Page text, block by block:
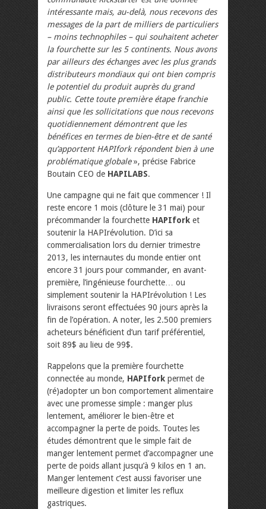
intéressante mais, au-delà, nous recevons des
messages de la part de milliers de particuliers
– moins technophiles – qui souhaitent acheter
la fourchette sur les 5 continents. Nous avons
par ailleurs des échanges avec les plus grands
distributeurs mondiaux qui ont bien compris
le potentiel du produit auprès du grand
public. Cette toute première étape franchie
ainsi que les sollicitations que nous recevons
quotidiennement démontrent que les
bénéfices en termes de bien-être et de santé
qu’apportent HAPIfork répondent bien à une
problématique globale», précise Fabrice
Boutain CEO de HAPILABS.
Une campagne qui ne fait que commencer ! Il
reste encore 1 mois (clôture le 31 mai) pour
précommander la fourchette HAPIfork et
soutenir la HAPIrévolution. D’ici sa
commercialisation lors du dernier trimestre
2013, les internautes du monde entier ont
encore 31 jours pour commander, en avant-
première, l’ingénieuse fourchette… ou
simplement soutenir la HAPIrévolution ! Les
livraisons seront effectuées 90 jours après la
fin de l’opération. A noter, les 2.500 premiers
acheteurs bénéficient d’un tarif préférentiel,
soit 89$ au lieu de 99$.
Rappelons que la première fourchette
connectée au monde, HAPIfork permet de
(ré)adopter un bon comportement alimentaire
avec une promesse simple : manger plus
lentement, améliorer le bien-être et
accompagner la perte de poids. Toutes les
études démontrent que le simple fait de
manger lentement permet d’accompagner une
perte de poids allant jusqu’à 9 kilos en 1 an.
Manger lentement c’est aussi favoriser une
meilleure digestion et limiter les reflux
gastriques.